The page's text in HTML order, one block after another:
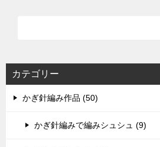
カテゴリー
かぎ針編み作品 (50)
かぎ針編みで編みシュシュ (9)